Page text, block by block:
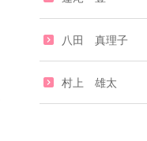
八田 真理子
村上 雄太